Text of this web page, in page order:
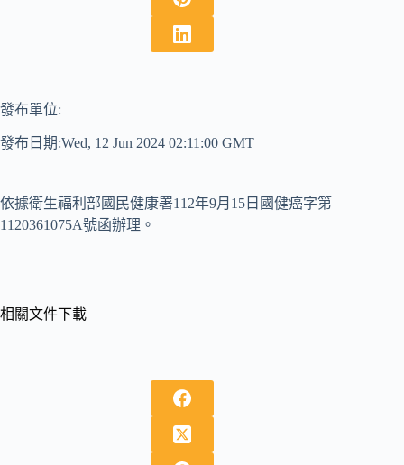
發布單位:
發布日期:Wed, 12 Jun 2024 02:11:00 GMT
依據衛生福利部國民健康署112年9月15日國健癌字第
1120361075A號函辦理。
相關文件下載